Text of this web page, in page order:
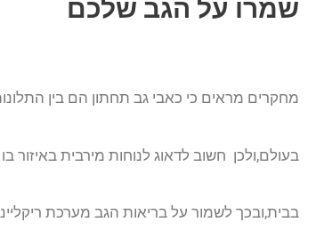
שמרו על הגב שלכם
מחקרים מראים כי כאבי גב תחתון הם בין
בעולם,ולכן חשוב לדאוג לנוחות מירבית באיזור
בבית,ובכך לשמור על בריאות הגב מערכת